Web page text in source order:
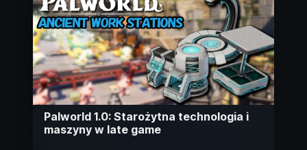
Palworld 1.0: Starożytna technologia i
maszyny w late game